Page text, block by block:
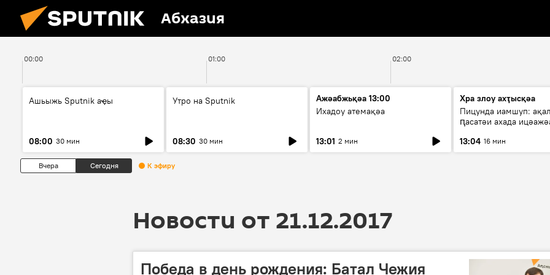
Абхазия
00:00 01:00 02:00
Ашьыжь Sputnik аҿы
08:00 30 мин
Утро на Sputnik
08:30 30 мин
Ажәабжьқәа 13:00
Ихадоу атемақәа
13:01 2 мин
Хра злоу ахҭысқәа
Пицунда иамшуп:
ԥасатәи ахада
13:04 16 мин
Вчера Сегодня К эфиру
Новости от 21.12.2017
Победа в день рождения: Батал Чежия